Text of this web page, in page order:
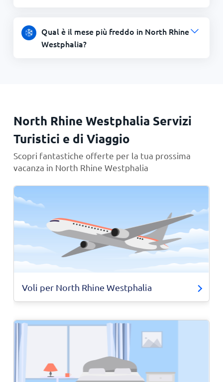
Qual è il mese più freddo in North Rhine
Westphalia?
North Rhine Westphalia Servizi
Turistici e di Viaggio
Scopri fantastiche offerte per la tua prossima
vacanza in North Rhine Westphalia
Voli per North Rhine Westphalia